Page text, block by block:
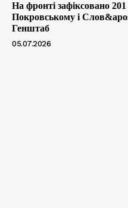
На фронті зафіксовано
Покровському і
Генштаб
05.07.2026